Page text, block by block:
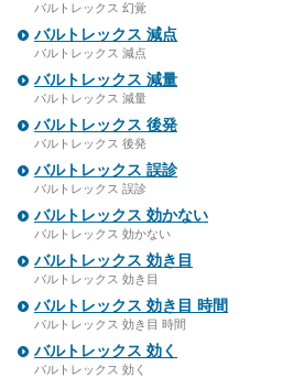
バルトレックス 幻覚
バルトレックス 減点
バルトレックス 減点
バルトレックス 減量
バルトレックス 減量
バルトレックス 後発
バルトレックス 後発
バルトレックス 誤診
バルトレックス 誤診
バルトレックス 効かない
バルトレックス 効かない
バルトレックス 効き目
バルトレックス 効き目
バルトレックス 効き目 時間
バルトレックス 効き目 時間
バルトレックス 効く
バルトレックス 効く